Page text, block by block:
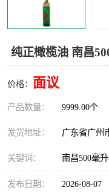
纯正橄榄油 南昌
价格： 面议
产品数量： 9999.00个
发货地址： 广东省广州
关键词： 南昌500毫
发布日期： 2026-08-07